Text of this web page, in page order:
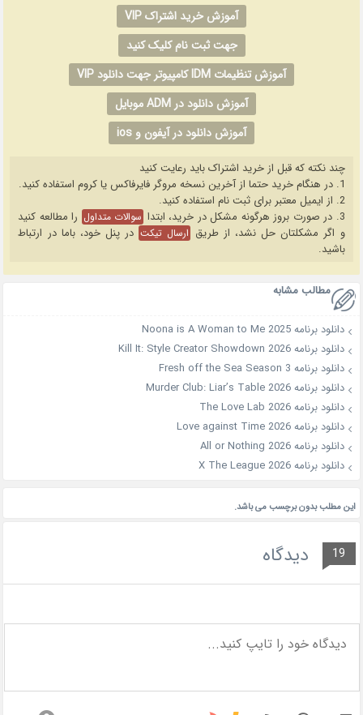
آموزش خرید اشتراک VIP
جهت ثبت نام کلیک کنید
آموزش تنظیمات IDM کامپیوتر جهت دانلود VIP
آموزش دانلود در ADM موبایل
آموزش دانلود در آیفون و ios
چند نکته که قبل از خرید اشتراک باید رعایت کنید
1. در هنگام خرید حتما از آخرین نسخه مروگر فایرفاکس یا کروم استفاده کنید.
2. از ایمیل معتبر برای ثبت نام استفاده کنید.
3. در صورت بروز هرگونه مشکل در خرید، ابتدا
سوالات متداول را مطالعه کنید
و اگر مشکلتان حل نشد، از طریق ارسال تیکت در پنل خود، باما در ارتباط
باشید.
مطالب مشابه
دانلود برنامه Noona is A Woman to Me 2025
دانلود برنامه Kill It: Style Creator Showdown 2026
دانلود برنامه Fresh off the Sea Season 3
دانلود برنامه Murder Club: Liar’s Table 2026
دانلود برنامه The Love Lab 2026
دانلود برنامه Love against Time 2026
دانلود برنامه All or Nothing 2026
دانلود برنامه X The League 2026
این مطلب بدون برچسب می باشد.
19 دیدگاه